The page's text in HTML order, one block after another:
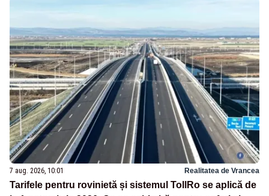
7 aug. 2026, 10:01 Realitatea de Vrancea
Tarifele pentru rovinietă și sistemul TollRo se aplică de